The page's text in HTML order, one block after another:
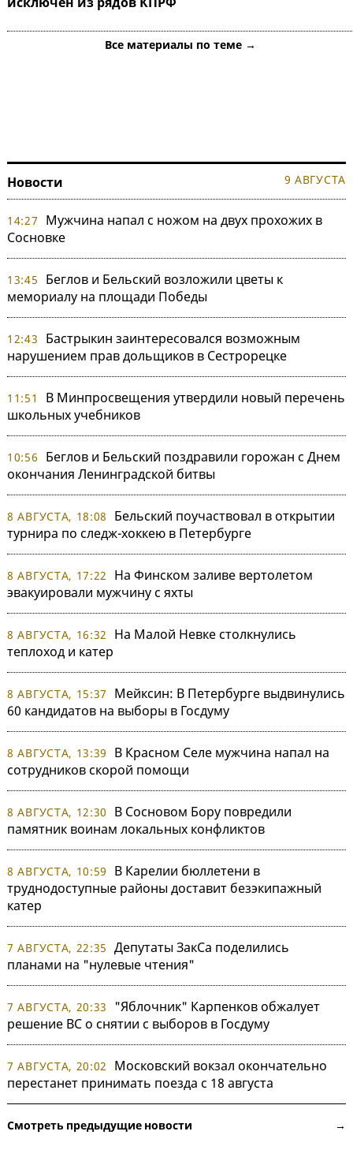
Все материалы по теме →
Новости 9 АВГУСТА
14:27
Мужчина напал с ножом на двух прохожих в
Сосновке
13:45
Беглов и Бельский возложили цветы к
мемориалу на площади Победы
12:43
Бастрыкин заинтересовался возможным
нарушением прав дольщиков в Сестрорецке
11:51
В Минпросвещения утвердили новый перечень
школьных учебников
10:56
Беглов и Бельский поздравили горожан с Днем
окончания Ленинградской битвы
8 АВГУСТА, 18:08
Бельский поучаствовал в открытии
турнира по следж-хоккею в Петербурге
8 АВГУСТА, 17:22
На Финском заливе вертолетом
эвакуировали мужчину с яхты
8 АВГУСТА, 16:32
На Малой Невке столкнулись
теплоход и катер
8 АВГУСТА, 15:37
Мейксин: В Петербурге выдвинулись
60 кандидатов на выборы в Госдуму
8 АВГУСТА, 13:39
В Красном Селе мужчина напал на
сотрудников скорой помощи
8 АВГУСТА, 12:30
В Сосновом Бору повредили
памятник воинам локальных конфликтов
8 АВГУСТА, 10:59
В Карелии бюллетени в
труднодоступные районы доставит безэкипажный
катер
7 АВГУСТА, 22:35 Депутаты ЗакСа поделились
планами на "нулевые чтения"
7 АВГУСТА, 20:33
"Яблочник" Карпенков обжалует
решение ВС о снятии с выборов в Госдуму
7 АВГУСТА, 20:02
Московский вокзал окончательно
перестанет принимать поезда с 18 августа
Смотреть предыдущие новости →